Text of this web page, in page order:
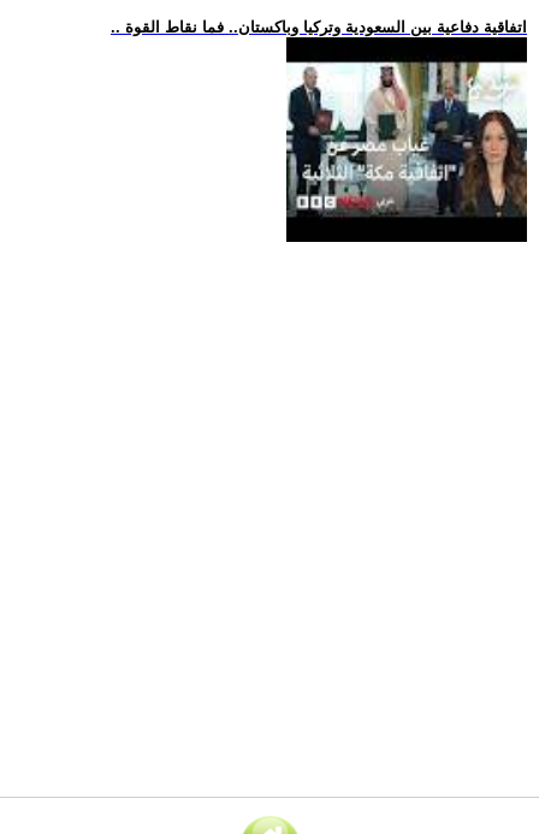
.. اتفاقية دفاعية بين السعودية وتركيا وباكستان.. فما نقاط القوة